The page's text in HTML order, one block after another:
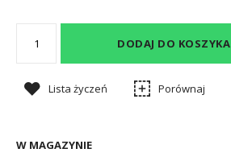
DODAJ DO KOSZYKA
Lista życzeń Porównaj
W MAGAZYNIE